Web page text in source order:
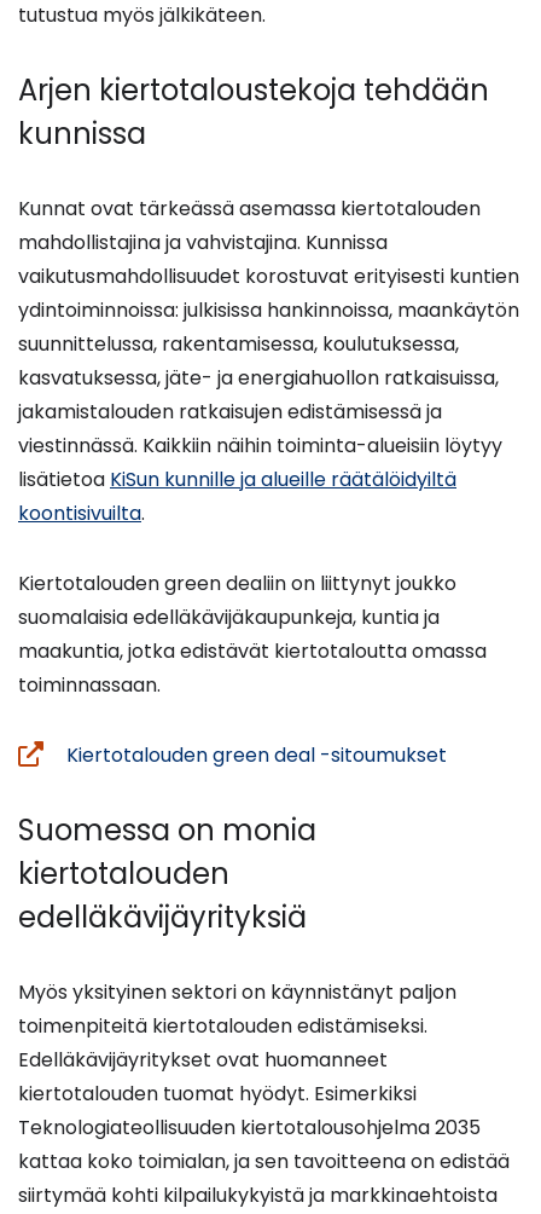
tutustua myös jälkikäteen.
Arjen kiertotaloustekoja tehdään
kunnissa
Kunnat ovat tärkeässä asemassa kiertotalouden
mahdollistajina ja vahvistajina. Kunnissa
vaikutusmahdollisuudet korostuvat erityisesti kuntien
ydintoiminnoissa: julkisissa hankinnoissa, maankäytön
suunnittelussa, rakentamisessa, koulutuksessa,
kasvatuksessa, jäte- ja energiahuollon ratkaisuissa,
jakamistalouden ratkaisujen edistämisessä ja
viestinnässä. Kaikkiin näihin toiminta-alueisiin löytyy
lisätietoa KiSun kunnille ja alueille räätälöidyiltä
koontisivuilta.
Kiertotalouden green dealiin on liittynyt joukko
suomalaisia edelläkävijäkaupunkeja, kuntia ja
maakuntia, jotka edistävät kiertotaloutta omassa
toiminnassaan.
Kiertotalouden green deal -sitoumukset
Suomessa on monia
kiertotalouden
edelläkävijäyrityksiä
Myös yksityinen sektori on käynnistänyt paljon
toimenpiteitä kiertotalouden edistämiseksi.
Edelläkävijäyritykset ovat huomanneet
kiertotalouden tuomat hyödyt. Esimerkiksi
Teknologiateollisuuden kiertotalousohjelma 2035
kattaa koko toimialan, ja sen tavoitteena on edistää
siirtymää kohti kilpailukykyistä ja markkinaehtoista